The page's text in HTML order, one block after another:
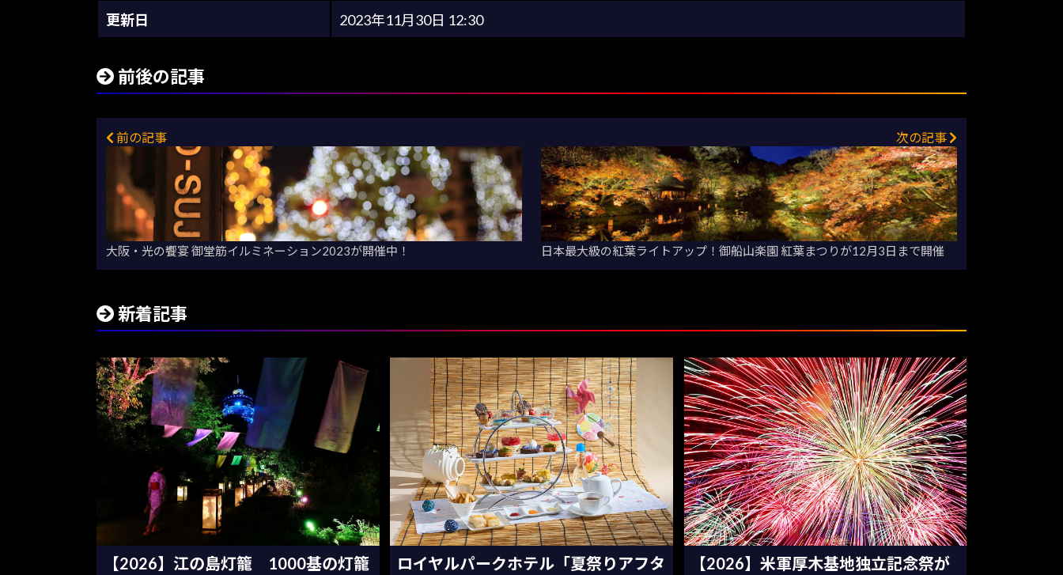
更新日 2023年11月30日 12:30
前後の記事
前の記事
大阪・光の饗宴 御堂筋イルミネーション2023が開催中！
次の記事
日本最大級の紅葉ライトアップ！御船山楽園 紅葉まつりが12月3日まで開催
新着記事
【2026】江の島灯籠 1000基の灯籠
ロイヤルパークホテル「夏祭りアフタ
【2026】米軍厚木基地独立記念祭が